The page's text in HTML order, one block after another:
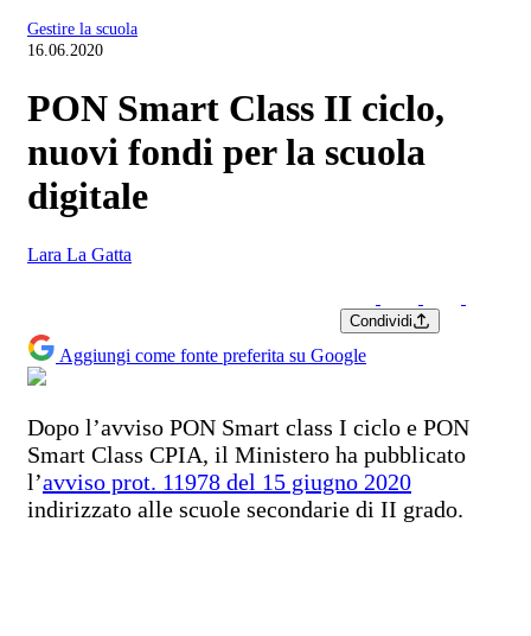
Gestire la scuola
16.06.2020
PON Smart Class II ciclo,
nuovi fondi per la scuola
digitale
Lara La Gatta
Condividi
Aggiungi come fonte preferita su Google
Dopo l’avviso PON Smart class I ciclo e PON
Smart Class CPIA, il Ministero ha pubblicato
l’avviso prot. 11978 del 15 giugno 2020
indirizzato alle scuole secondarie di II grado.